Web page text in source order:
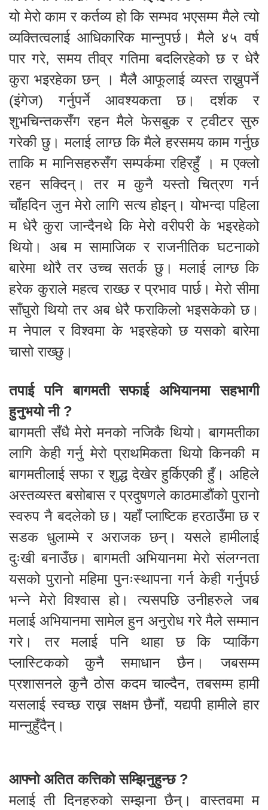
यो मेरो काम र कर्तव्य हो कि सम्भव भएसम्म मैले त्यो
व्यक्तित्वलाई आधिकारिक मान्नुपर्छ। मैले ४५ वर्ष
पार गरे, समय तीव्र गतिमा बदलिरहेको छ र धेरै
कुरा भइरहेका छन् । मैलै आफूलाई व्यस्त राख्नुपर्ने
(इंगेज) गर्नुपर्ने आवश्यकता छ। दर्शक र
शुभचिन्तकसँग रहन मैले फेसबुक र ट्वीटर सुरु
गरेकी छु। मलाई लाग्छ कि मैले हरसमय काम गर्नुछ
ताकि म मानिसहरुसँग सम्पर्कमा रहिरहुँ । म एक्लो
रहन सक्दिन्। तर म कुनै यस्तो चित्रण गर्न
चाँहदिन जुन मेरो लागि सत्य होइन्। योभन्दा पहिला
म धेरै कुरा जान्दैनथे कि मेरो वरीपरी के भइरहेको
थियो। अब म सामाजिक र राजनीतिक घटनाको
बारेमा थोरै तर उच्च सतर्क छु। मलाई लाग्छ कि
हरेक कुराले महत्व राख्छ र प्रभाव पार्छ। मेरो सीमा
साँघुरो थियो तर अब धेरै फराकिलो भइसकेको छ।
म नेपाल र विश्वमा के भइरहेको छ यसको बारेमा
चासो राख्छु।
तपाई पनि बागमती सफाई अभियानमा सहभागी
हुनुभयो नी ?
बागमती सँधै मेरो मनको नजिकै थियो। बागमतीका
लागि केही गर्नु मेरो प्राथमिकता थियो किनकी म
बागमतीलाई सफा र शुद्ध देखेर हुर्किएकी हुँ। अहिले
अस्तव्यस्त बसोबास र प्रदुषणले काठमाडौंको पुरानो
स्वरुप नै बदलेको छ। यहाँ प्लाष्टिक हरठाउँमा छ र
सडक धुलाम्मे र अराजक छन्। यसले हामीलाई
दुःखी बनाउँछ। बागमती अभियानमा मेरो संलग्नता
यसको पुरानो महिमा पुनःस्थापना गर्न केही गर्नुपर्छ
भन्ने मेरो विश्वास हो। त्यसपछि उनीहरुले जब
मलाई अभियानमा सामेल हुन अनुरोध गरे मैले सम्मान
गरे। तर मलाई पनि थाहा छ कि प्याकिंग
प्लास्टिकको कुनै समाधान छैन। जबसम्म
प्रशासनले कुनै ठोस कदम चाल्दैन, तबसम्म हामी
यसलाई स्वच्छ राख्न सक्षम छैनौं, यद्यपी हामीले हार
मान्नुहुँदैन्।
आफ्नो अतित कत्तिको सम्झिनुहुन्छ ?
मलाई ती दिनहरुको सम्झना छैन्। वास्तवमा म